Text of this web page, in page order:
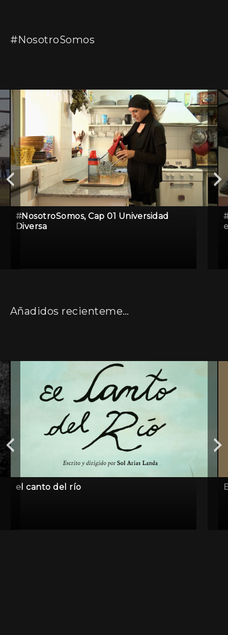
#NosotroSomos
#NosotroSomos, Cap 01 Universidad
Diversa
Añadidos recientemente
el canto del río